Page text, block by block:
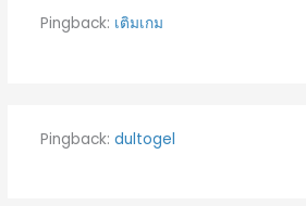
Pingback: เติมเกม
Pingback: dultogel